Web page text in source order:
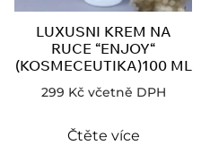
LUXUSNI KREM NA
RUCE “ENJOY“
(KOSMECEUTIKA)100 ML
299 Kč včetně DPH
Čtěte více